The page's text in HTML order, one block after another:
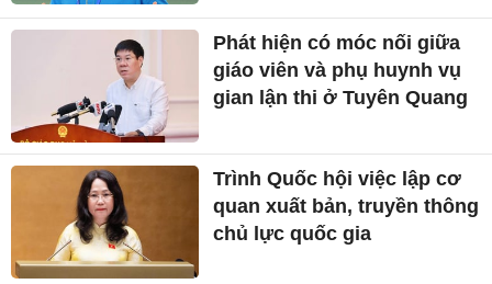
Phát hiện có móc nối giữa
giáo viên và phụ huynh vụ
gian lận thi ở Tuyên Quang
Trình Quốc hội việc lập cơ
quan xuất bản, truyền thông
chủ lực quốc gia